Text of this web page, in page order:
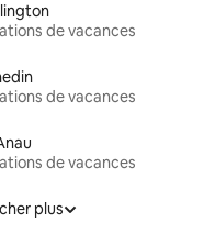
de vacances
de vacances
de vacances
plus